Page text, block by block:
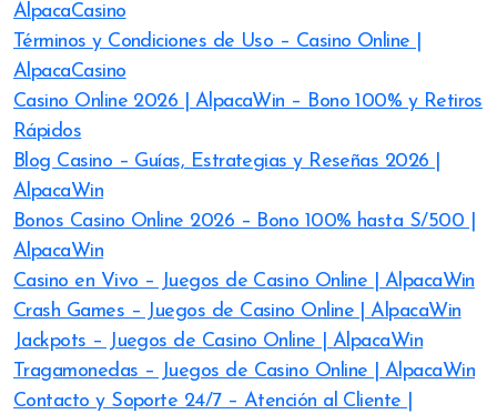
AlpacaCasino
Términos y Condiciones de Uso – Casino Online |
AlpacaCasino
Casino Online 2026 | AlpacaWin – Bono 100% y Retiros
Rápidos
Blog Casino – Guías, Estrategias y Reseñas 2026 |
AlpacaWin
Bonos Casino Online 2026 – Bono 100% hasta S/500 |
AlpacaWin
Casino en Vivo – Juegos de Casino Online | AlpacaWin
Crash Games – Juegos de Casino Online | AlpacaWin
Jackpots – Juegos de Casino Online | AlpacaWin
Tragamonedas – Juegos de Casino Online | AlpacaWin
Contacto y Soporte 24/7 – Atención al Cliente |